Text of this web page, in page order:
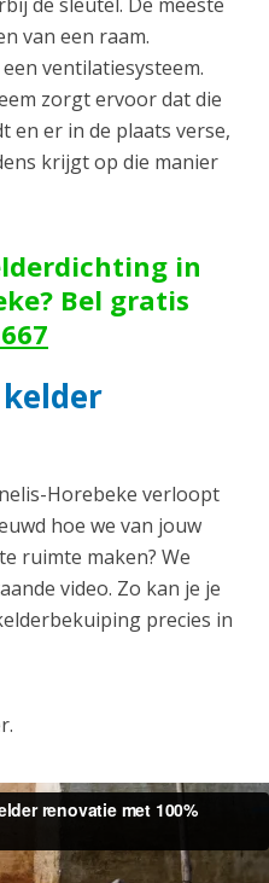
van een raam.
ventilatiesysteem.
zorgt ervoor dat die
en er in de plaats verse,
krijgt op die manier
in
Bel gratis
Horebeke verloopt
hoe we van jouw
ruimte maken? We
video. Zo kan je je
precies in